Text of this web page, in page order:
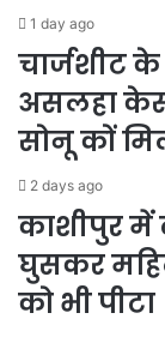
1 day ago
चार्जशीट
असलहा केस
सोनू कों
2 days ago
काशीपुर में
घुसकर
को भी पीटा